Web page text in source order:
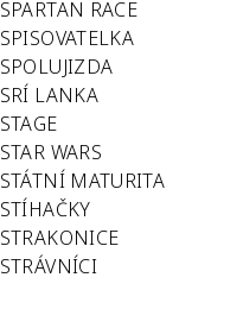
SPARTAN RACE
SPISOVATELKA
SPOLUJIZDA
SRÍ LANKA
STAGE
STAR WARS
STÁTNÍ MATURITA
STÍHAČKY
STRAKONICE
STRÁVNÍCI